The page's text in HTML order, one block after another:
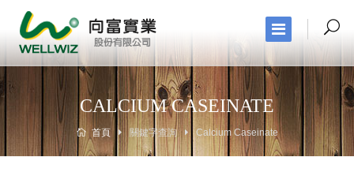
CALCIUM CASEINATE
首頁 關鍵字查詢 Calcium Caseinate